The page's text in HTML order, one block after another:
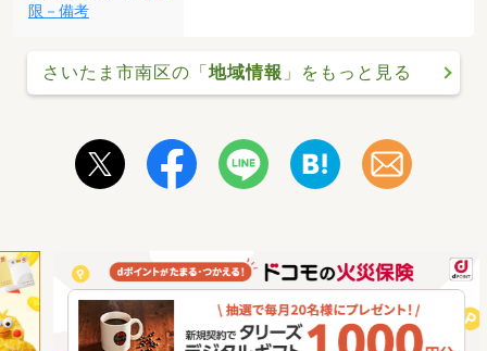
限－備考
さいたま市南区の「 地域情報 」をもっと見る